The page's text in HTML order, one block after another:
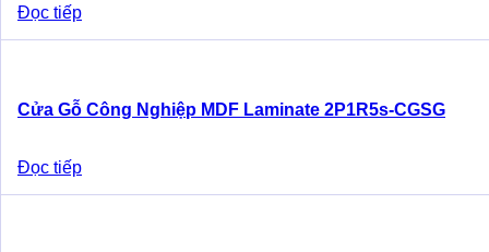
Đọc tiếp
Cửa Gỗ Công Nghiệp MDF Laminate 2P1R5s-CGSG
Đọc tiếp